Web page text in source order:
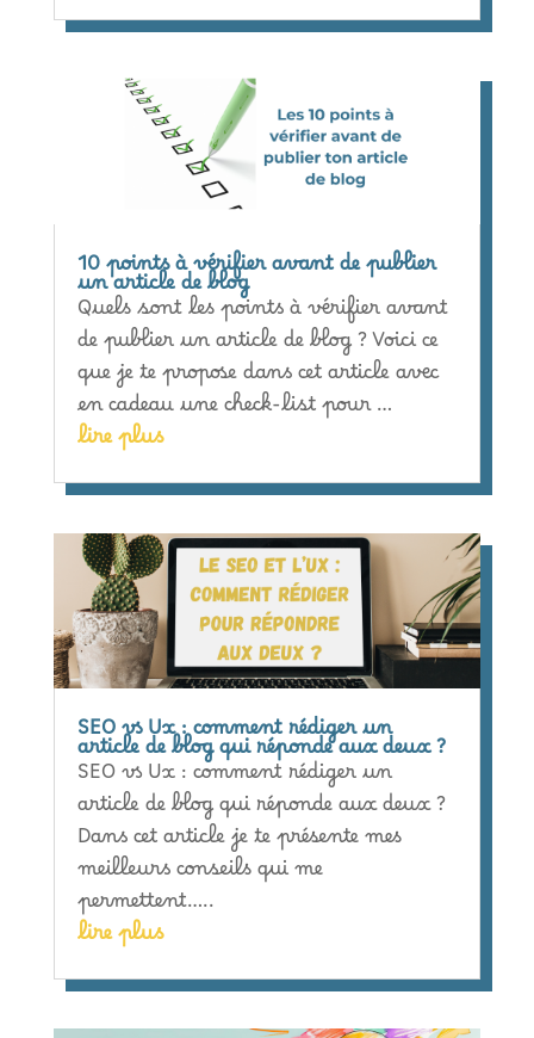
10 points à vérifier avant de publier
un article de blog
Quels sont les points à vérifier avant
de publier un article de blog ? Voici ce
que je te propose dans cet article avec
en cadeau une check-list pour …
lire plus
SEO vs Ux : comment rédiger un
article de blog qui réponde aux deux ?
SEO vs Ux : comment rédiger un
article de blog qui réponde aux deux ?
Dans cet article je te présente mes
meilleurs conseils qui me
permettent…..
lire plus